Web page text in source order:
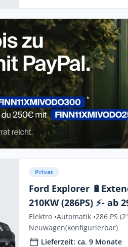
Privat
Ford Explorer
210KW (286PS) ⚡- ab
3.000 Euro E-
Wartung- und Verschl
Elektro •Automatik •286 PS
Neuwagen(konfigurierbar)
Lieferzeit: ca. 9 Monate